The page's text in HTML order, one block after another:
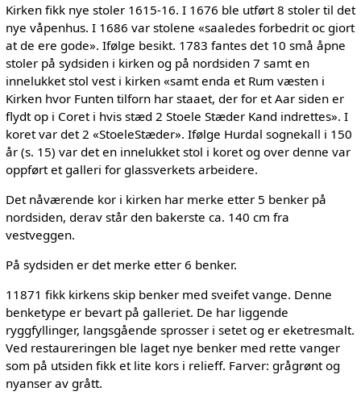
Kirken fikk nye stoler 1615-16. I 1676 ble utført 8 stoler til det
nye våpenhus. I 1686 var stolene «saaledes forbedrit oc giort
at de ere gode». Ifølge besikt. 1783 fantes det 10 små åpne
stoler på sydsiden i kirken og på nordsiden 7 samt en
innelukket stol vest i kirken «samt enda et Rum væsten i
Kirken hvor Funten tilforn har staaet, der for et Aar siden er
flydt op i Coret i hvis stæd 2 Stoele Stæder Kand indrettes». I
koret var det 2 «StoeleStæder». Ifølge Hurdal sognekall i 150
år (s. 15) var det en innelukket stol i koret og over denne var
oppført et galleri for glassverkets arbeidere.
Det nåværende kor i kirken har merke etter 5 benker på
nordsiden, derav står den bakerste ca. 140 cm fra
vestveggen.
På sydsiden er det merke etter 6 benker.
11871 fikk kirkens skip benker med sveifet vange. Denne
benketype er bevart på galleriet. De har liggende
ryggfyllinger, langsgående sprosser i setet og er eketresmalt.
Ved restaureringen ble laget nye benker med rette vanger
som på utsiden fikk et lite kors i relieff. Farver: grågrønt og
nyanser av grått.